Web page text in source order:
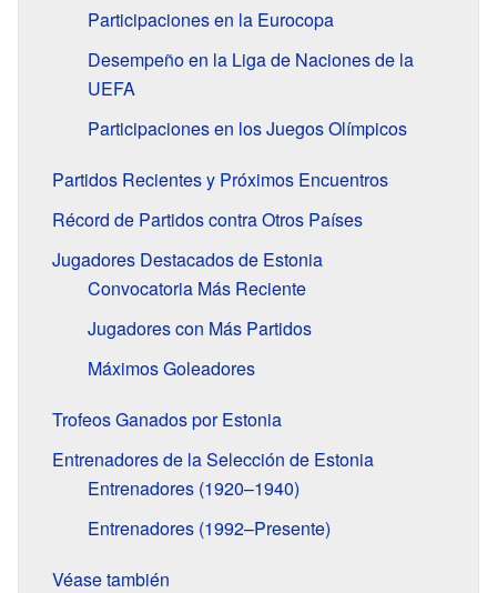
Participaciones en la Eurocopa
Desempeño en la Liga de Naciones de la
UEFA
Participaciones en los Juegos Olímpicos
Partidos Recientes y Próximos Encuentros
Récord de Partidos contra Otros Países
Jugadores Destacados de Estonia
Convocatoria Más Reciente
Jugadores con Más Partidos
Máximos Goleadores
Trofeos Ganados por Estonia
Entrenadores de la Selección de Estonia
Entrenadores (1920–1940)
Entrenadores (1992–Presente)
Véase también